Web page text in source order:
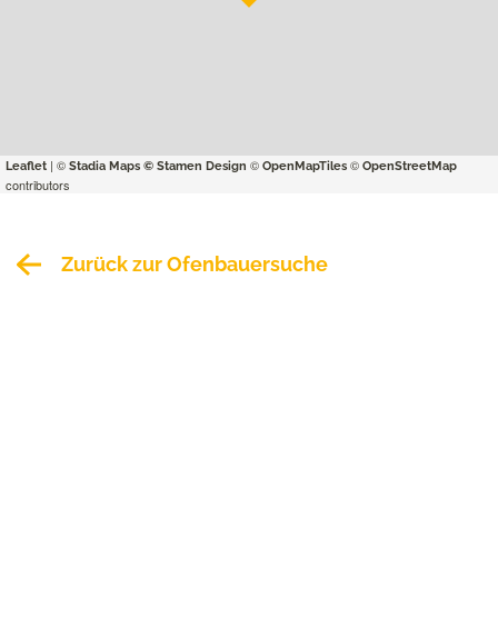
Leaflet | © Stadia Maps © Stamen Design © OpenMapTiles © OpenStreetMap
contributors
Zurück zur Ofenbauersuche